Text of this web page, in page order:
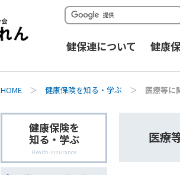
健保連について 健康
HOME ＞ 健康保険を知る・学ぶ ＞ 医療等に
医療
健康保険を
知る・学ぶ
Health-insurance